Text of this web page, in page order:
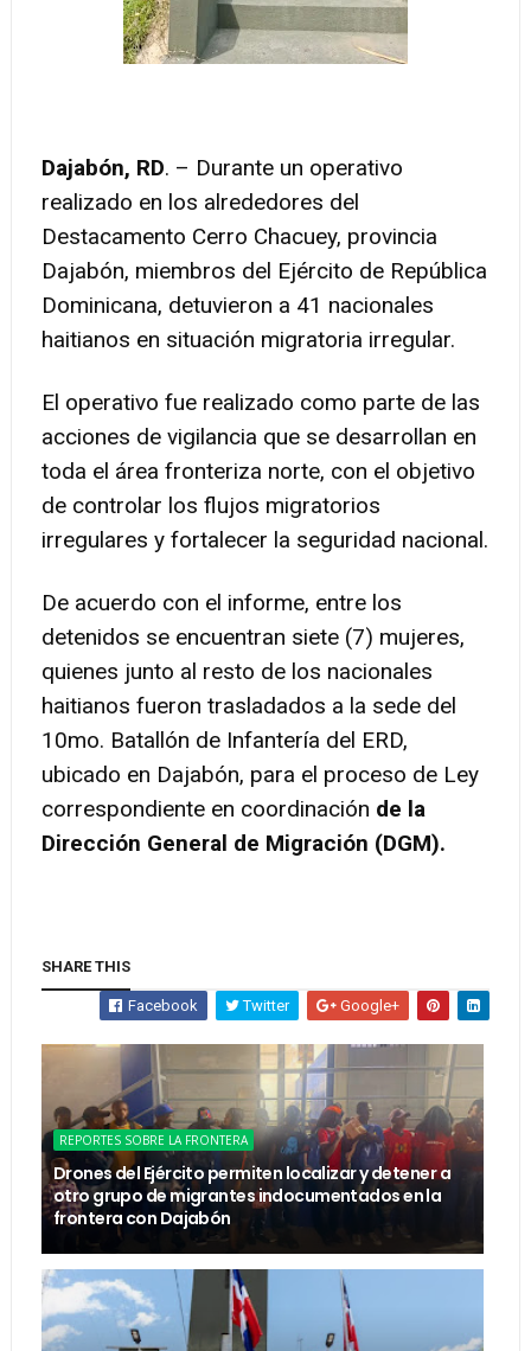
Dajabón, RD. – Durante un operativo
realizado en los alrededores del
Destacamento Cerro Chacuey, provincia
Dajabón, miembros del Ejército de República
Dominicana, detuvieron a 41 nacionales
haitianos en situación migratoria irregular.
El operativo fue realizado como parte de las
acciones de vigilancia que se desarrollan en
toda el área fronteriza norte, con el objetivo
de controlar los flujos migratorios
irregulares y fortalecer la seguridad nacional.
De acuerdo con el informe, entre los
detenidos se encuentran siete (7) mujeres,
quienes junto al resto de los nacionales
haitianos fueron trasladados a la sede del
10mo. Batallón de Infantería del ERD,
ubicado en Dajabón, para el proceso de Ley
correspondiente en coordinación de la
Dirección General de Migración (DGM).
SHARE THIS
Facebook Twitter Google+
REPORTES SOBRE LA FRONTERA
Drones del Ejército permiten localizar y detener a
otro grupo de migrantes indocumentados en la
frontera con Dajabón